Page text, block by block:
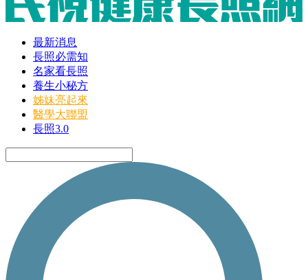
最新消息
長照必需知
名家看長照
養生小秘方
姊妹亮起來
醫學大聯盟
長照3.0